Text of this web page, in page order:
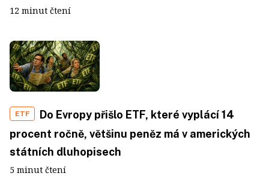
12 minut čtení
ETF
Do Evropy přišlo ETF, které vyplácí 14
procent ročně, většinu peněz má v amerických
státních dluhopisech
5 minut čtení